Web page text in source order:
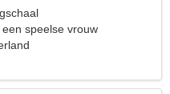
speelse vrouw